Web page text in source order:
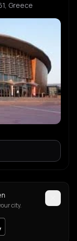
Greece
city.